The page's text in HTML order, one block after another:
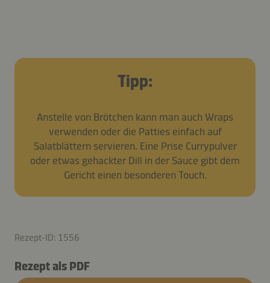
Tipp:
Anstelle von Brötchen kann man auch Wraps
verwenden oder die Patties einfach auf
Salatblättern servieren. Eine Prise Currypulver
oder etwas gehackter Dill in der Sauce gibt dem
Gericht einen besonderen Touch.
Rezept-ID: 1556
Rezept als PDF